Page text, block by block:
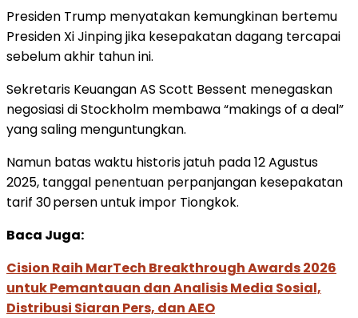
Presiden Trump menyatakan kemungkinan bertemu
Presiden Xi Jinping jika kesepakatan dagang tercapai
sebelum akhir tahun ini.
Sekretaris Keuangan AS Scott Bessent menegaskan
negosiasi di Stockholm membawa “makings of a deal”
yang saling menguntungkan.
Namun batas waktu historis jatuh pada 12 Agustus
2025, tanggal penentuan perpanjangan kesepakatan
tarif 30 persen untuk impor Tiongkok.
Baca Juga:
Cision Raih MarTech Breakthrough Awards 2026
untuk Pemantauan dan Analisis Media Sosial,
Distribusi Siaran Pers, dan AEO